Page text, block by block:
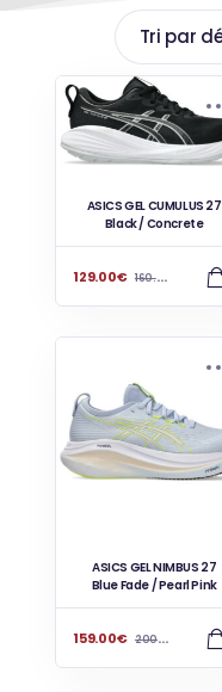
ASICS GEL CUMULUS 27
Black / Concrete
129.00€ 160.00
ASICS GEL NIMBUS 27
Blue Fade / Pearl Pink
159.00€ 200.00